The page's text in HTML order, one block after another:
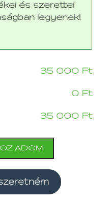
és szerettei
legyenek!
35 000 Ft
0 Ft
35 000 Ft
ADOM